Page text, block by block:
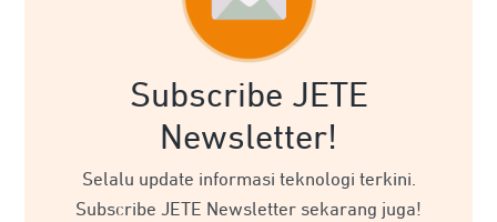
Subscribe JETE
Newsletter!
Selalu update informasi teknologi terkini.
Subscribe JETE Newsletter sekarang juga!